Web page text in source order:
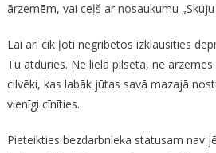
ārzemēm, vai ceļš ar nosaukumu „Skuju
Lai arī cik ļoti negribētos izklausīties
Tu atduries. Ne lielā pilsēta, ne
cilvēki, kas labāk jūtas savā mazajā
vienīgi cīnīties.
Pieteikties bezdarbnieka statusam nav